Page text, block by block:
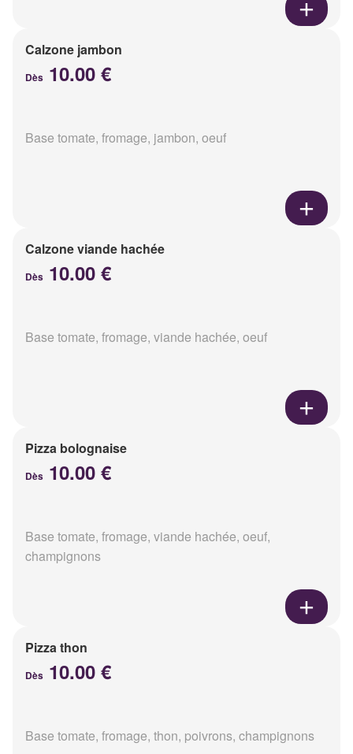
Calzone jambon
Dès 10.00 €
Base tomate, fromage, jambon, oeuf
Calzone viande hachée
Dès 10.00 €
Base tomate, fromage, viande hachée, oeuf
Pizza bolognaise
Dès 10.00 €
Base tomate, fromage, viande hachée, oeuf,
champignons
Pizza thon
Dès 10.00 €
Base tomate, fromage, thon, poivrons, champignons